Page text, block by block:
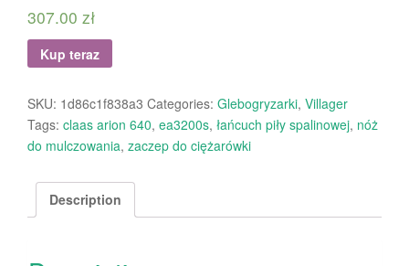
307.00 zł
Kup teraz
SKU: 1d86c1f838a3 Categories: Glebogryzarki, Villager
Tags: claas arion 640, ea3200s, łańcuch piły spalinowej, nóż
do mulczowania, zaczep do ciężarówki
Description